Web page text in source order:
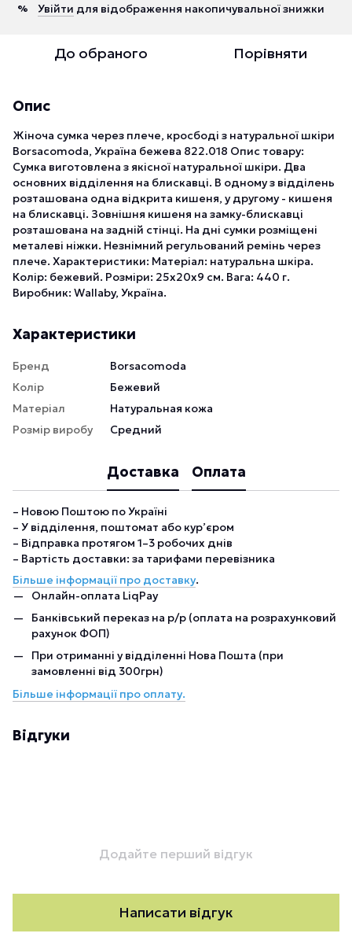
% Увійти для відображення накопичувальної знижки
До обраного Порівняти
Опис
Жіноча сумка через плече, кросбоді з натуральної шкіри
Borsacomoda, Україна бежева 822.018 Опис товару:
Сумка виготовлена з якісної натуральної шкіри. Два
основних відділення на блискавці. В одному з відділень
розташована одна відкрита кишеня, у другому - кишеня
на блискавці. Зовнішня кишеня на замку-блискавці
розташована на задній стінці. На дні сумки розміщені
металеві ніжки. Незнімний регульований ремінь через
плече. Характеристики: Матеріал: натуральна шкіра.
Колір: бежевий. Розміри: 25х20х9 см. Вага: 440 г.
Виробник: Wallaby, Україна.
Характеристики
Бренд
Borsacomoda
Колір
Бежевий
Матеріал
Натуральная кожа
Розмір виробу
Средний
Доставка Оплата
– Новою Поштою по Україні
– У відділення, поштомат або кур’єром
– Відправка протягом 1–3 робочих днів
– Вартість доставки: за тарифами перевізника
Більше інформації про доставку.
Онлайн-оплата LiqPay
Банківський переказ на р/р (оплата на розрахунковий
рахунок ФОП)
При отриманні у відділенні Нова Пошта (при
замовленні від 300грн)
Більше інформації про оплату.
Відгуки
Додайте перший відгук
Написати відгук